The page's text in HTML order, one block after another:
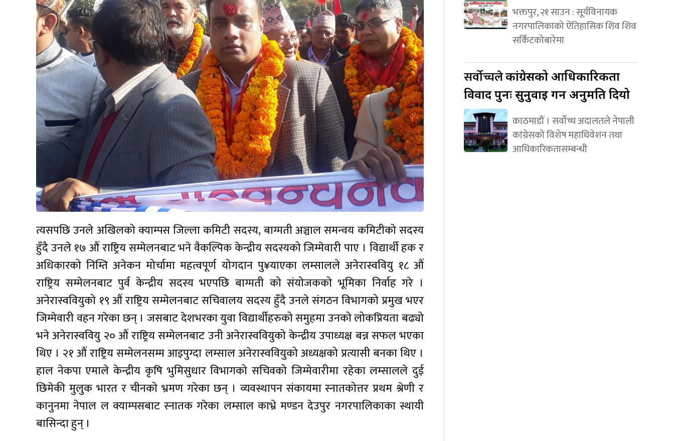
त्यसपछि उनले अखिलको क्याम्पस जिल्ला कमिटी सदस्य, बाग्मती अञ्चाल समन्वय कमिटीको सदस्य
हुँदै उनले १७ औं राष्ट्रिय सम्मेलनबाट भने वैकल्पिक केन्द्रीय सदस्यको जिम्मेवारी पाए । विद्यार्थी हक र
अधिकारको निम्ति अनेकन मोर्चामा महत्वपूर्ण योगदान पु¥याएका लम्सालले अनेरास्ववियु १८ औं
राष्ट्रिय सम्मेलनबाट पुर्व केन्द्रीय सदस्य भएपछि बाग्मती को संयोजकको भूमिका निर्वाह गरे ।
अनेरास्ववियुको १९ औं राष्ट्रिय सम्मेलनबाट सचिवालय सदस्य हुँदै उनले संगठन विभागको प्रमुख भएर
जिम्मेवारी वहन गरेका छन् । जसबाट देशभरका युवा विद्यार्थीहरुको समुहमा उनको लोकप्रियता बढ्यो
भने अनेरास्ववियु २० औं राष्ट्रिय सम्मेलनबाट उनी अनेरास्ववियुको केन्द्रीय उपाध्यक्ष बन्न सफल भएका
थिए । २१ औं राष्ट्रिय सम्मेलनसम्म आइपुग्दा लम्साल अनेरास्ववियुको अध्यक्षको प्रत्यासी बनका थिए ।
हाल नेकपा एमाले केन्द्रीय कृषि भुमिसुधार विभागको सचिवको जिम्मेवारीमा रहेका लम्सालले दुई
छिमेकी मुलुक भारत र चीनको भ्रमण गरेका छन् । व्यवस्थापन संकायमा स्नातकोत्तर प्रथम श्रेणी र
कानुनमा नेपाल ल क्याम्पसबाट स्नातक गरेका लम्साल काभ्रे मण्डन देउपुर नगरपालिकाका स्थायी
बासिन्दा हुन् ।
भक्तपुर, २१ साउन : सूर्यविनायक
नगरपालिकाको ऐतिहासिक शिव शिव
सर्किटकोबारेमा
सर्वोच्चलेकांग्रेसको आधिकारिकता
विवाद पुनः सुनुवाइ गर्न अनुमति दियो
काठमाडौं । सर्वोच्च अदालतले नेपाली
कांग्रेसको विशेष महाधिवेशन तथा
आधिकारिकतासम्बन्धी